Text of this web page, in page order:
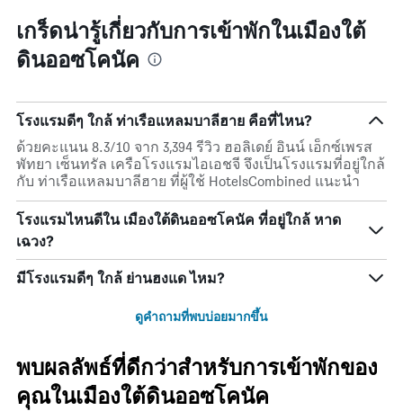
เกร็ดน่ารู้เกี่ยวกับการเข้าพักในเมืองใต้
ดินออซโคนัค
โรงแรมดีๆ ใกล้ ท่าเรือแหลมบาลีฮาย คือที่ไหน?
ด้วยคะแนน 8.3/10 จาก 3,394 รีวิว ฮอลิเดย์ อินน์ เอ็กซ์เพรส
พัทยา เซ็นทรัล เครือโรงแรมไอเอชจี จึงเป็นโรงแรมที่อยู่ใกล้
กับ ท่าเรือแหลมบาลีฮาย ที่ผู้ใช้ HotelsCombined แนะนำ
โรงแรมไหนดีใน เมืองใต้ดินออซโคนัค ที่อยู่ใกล้ หาด
เฉวง?
มีโรงแรมดีๆ ใกล้ ย่านฮงแด ไหม?
ดูคำถามที่พบบ่อยมากขึ้น
พบผลลัพธ์ที่ดีกว่าสำหรับการเข้าพักของ
คุณในเมืองใต้ดินออซโคนัค